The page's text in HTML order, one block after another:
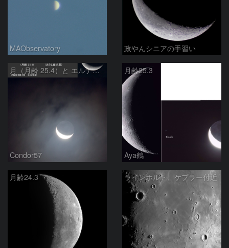
MAObservatory 政やんシニアの手習い
月（月齢 25.4）と エルナト（おうし座β星）
Condor57
月齢25.3
Aya鶴
月齢24.3 ラインホルト、ケプラー付近